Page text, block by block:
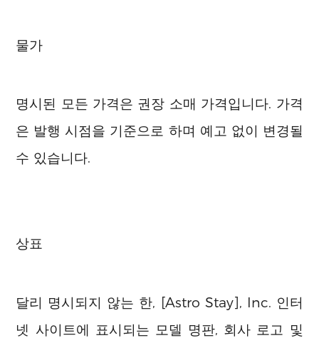
물가
명시된 모든 가격은 권장 소매 가격입니다. 가격
은 발행 시점을 기준으로 하며 예고 없이 변경될
수 있습니다.
상표
달리 명시되지 않는 한, [Astro Stay], Inc. 인터
넷 사이트에 표시되는 모델 명판, 회사 로고 및